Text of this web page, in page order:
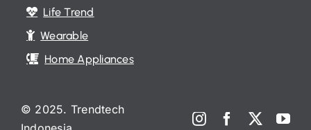
Life Trend
Wearable
Home Appliances
© 2025. Trendtech